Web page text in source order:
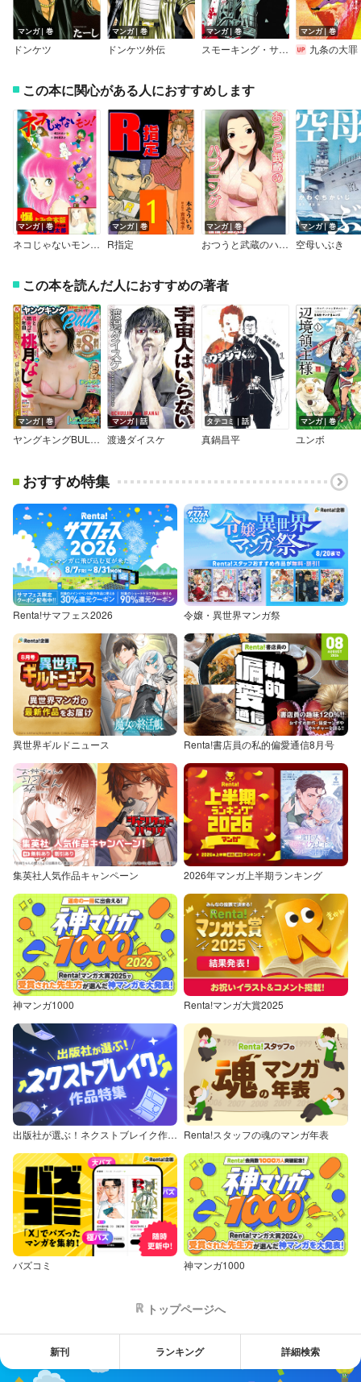
マンガ｜巻
ドンケツ
マンガ｜巻
ドンケツ外伝
マンガ｜巻
スモーキング・サベージ
マンガ｜巻
九条の大罪
この本に関心がある人におすすめします
マンガ｜巻
ネコじゃないモン！【合本版】
マンガ｜巻
R指定
マンガ｜巻
おつうと武蔵のハプニング
マンガ｜巻
空母いぶき
この本を読んだ人におすすめの著者
マンガ｜巻
ヤングキングBULL編集部
マンガ｜話
渡邊ダイスケ
タテコミ｜話
真鍋昌平
マンガ｜巻
ユンボ
おすすめ特集
Renta!サマフェス2026 令嬢・異世界マンガ祭
異世界ギルドニュース Renta!書店員の私的偏愛通信8月号
集英社人気作品キャンペーン 2026年マンガ上半期ランキング
神マンガ1000 Renta!マンガ大賞2025
出版社が選ぶ！ネクストブレイク作品特集 Renta!スタッフの魂のマンガ年表
バズコミ 神マンガ1000
トップページへ
新刊 ランキング 詳細検索